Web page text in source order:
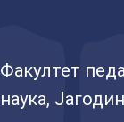
Факултет
наука,